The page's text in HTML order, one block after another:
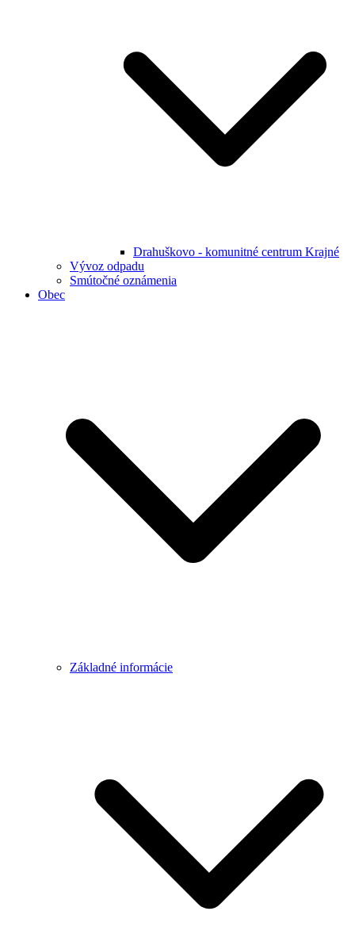
Drahuškovo - komunitné centrum Krajné
Vývoz odpadu
Smútočné oznámenia
Obec
Základné informácie